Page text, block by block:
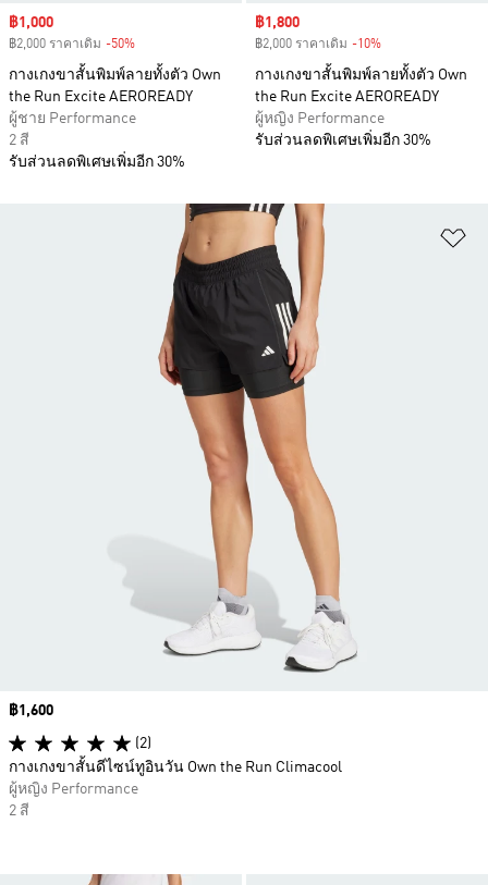
Sale price
฿1,000
฿2,000 ราคาเดิม -50%
กางเกงขาสั้นพิมพ์ลายทั้งตัว Own
the Run Excite AEROREADY
ผู้ชาย Performance
2 สี
รับส่วนลดพิเศษเพิ่มอีก 30%
Sale price
฿1,800
฿2,000 ราคาเดิม -10%
กางเกงขาสั้นพิมพ์ลายทั้งตัว Own
the Run Excite AEROREADY
ผู้หญิง Performance
รับส่วนลดพิเศษเพิ่มอีก 30%
Price
฿1,600
(2)
กางเกงขาสั้นดีไซน์ทูอินวัน Own the Run Climacool
ผู้หญิง Performance
2 สี